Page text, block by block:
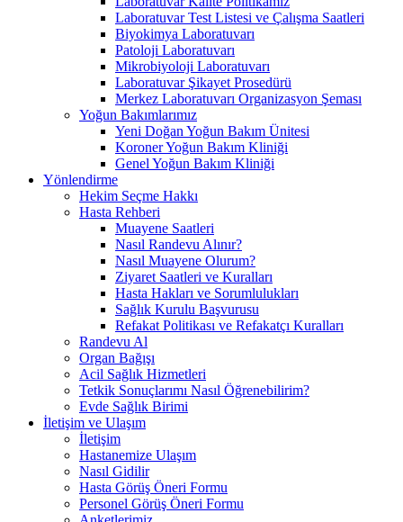
Laboratuvar Test Listesi ve Çalışma Saatleri
Biyokimya Laboratuvarı
Patoloji Laboratuvarı
Mikrobiyoloji Laboratuvarı
Laboratuvar Şikayet Prosedürü
Merkez Laboratuvarı Organizasyon Şeması
Yoğun Bakımlarımız
Yeni Doğan Yoğun Bakım Ünitesi
Koroner Yoğun Bakım Kliniği
Genel Yoğun Bakım Kliniği
Yönlendirme
Hekim Seçme Hakkı
Hasta Rehberi
Muayene Saatleri
Nasıl Randevu Alınır?
Nasıl Muayene Olurum?
Ziyaret Saatleri ve Kuralları
Hasta Hakları ve Sorumlulukları
Sağlık Kurulu Başvurusu
Refakat Politikası ve Refakatçı Kuralları
Randevu Al
Organ Bağışı
Acil Sağlık Hizmetleri
Tetkik Sonuçlarımı Nasıl Öğrenebilirim?
Evde Sağlık Birimi
İletişim ve Ulaşım
İletişim
Hastanemize Ulaşım
Nasıl Gidilir
Hasta Görüş Öneri Formu
Personel Görüş Öneri Formu